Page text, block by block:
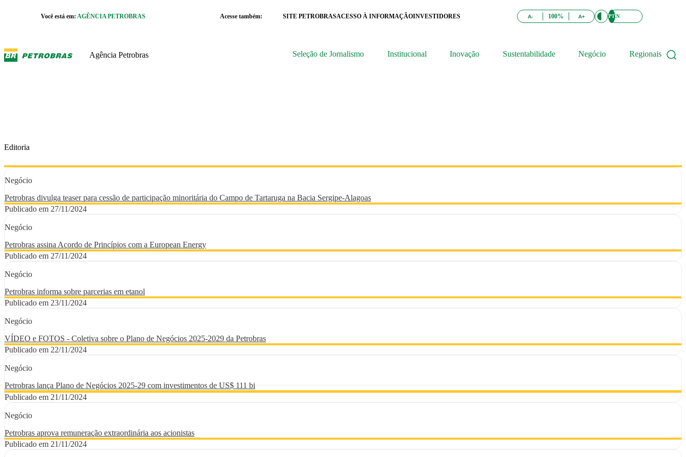
Você está em: AGÊNCIA PETROBRAS Acesse também: SITE PETROBRASACESSO À INFORMAÇÃOINVESTIDORES A- 100% A+ PTEN
Agência Petrobras Seleção de Jornalismo Institucional Inovação Sustentabilidade Negócio Regionais
Editoria
Negócio
Petrobras divulga teaser para cessão de participação minoritária do Campo de Tartaruga na Bacia Sergipe-Alagoas
Publicado em 27/11/2024
Negócio
Petrobras assina Acordo de Princípios com a European Energy
Publicado em 27/11/2024
Negócio
Petrobras informa sobre parcerias em etanol
Publicado em 23/11/2024
Negócio
VÍDEO e FOTOS - Coletiva sobre o Plano de Negócios 2025-2029 da Petrobras
Publicado em 22/11/2024
Negócio
Petrobras lança Plano de Negócios 2025-29 com investimentos de US$ 111 bi
Publicado em 21/11/2024
Negócio
Petrobras aprova remuneração extraordinária aos acionistas
Publicado em 21/11/2024
caixa de cookies